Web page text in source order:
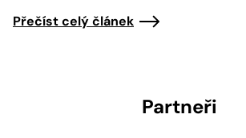
Přečíst celý článek
Partneři